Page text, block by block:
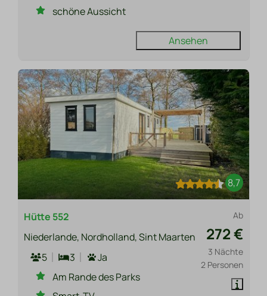
schöne Aussicht
Ansehen
8,7
Ab
272 €
3 Nächte
2 Personen
Hütte 552
Niederlande, Nordholland, Sint Maarten
5
3
Ja
Am Rande des Parks